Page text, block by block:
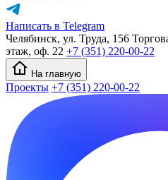
Написать в Telegram
Челябинск, ул. Труда, 156
этаж, оф. 22 +7 (351) 220-00-22
На главную
Проекты +7 (351) 220-00-22